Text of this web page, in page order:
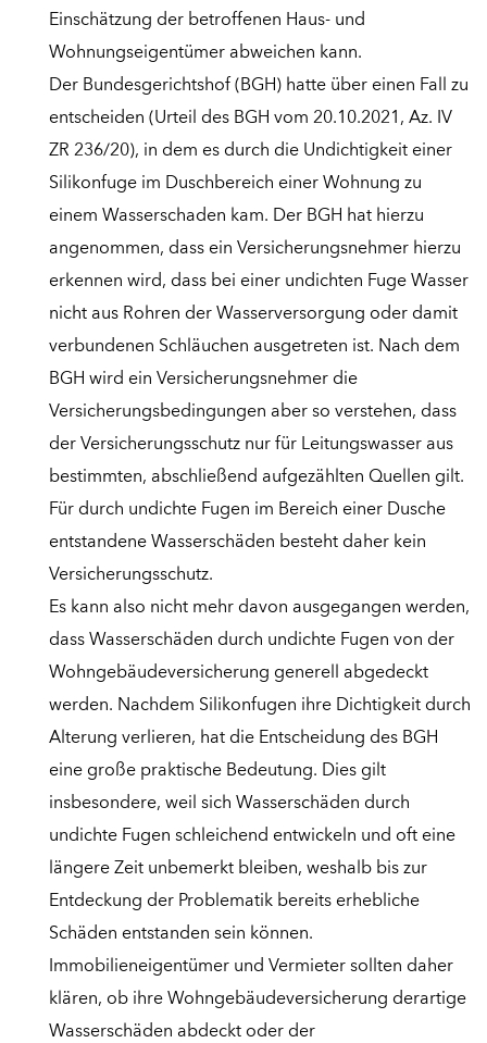
Einschätzung der betroffenen Haus- und
Wohnungseigentümer abweichen kann.
Der Bundesgerichtshof (BGH) hatte über einen Fall zu
entscheiden (Urteil des BGH vom 20.10.2021, Az. IV
ZR 236/20), in dem es durch die Undichtigkeit einer
Silikonfuge im Duschbereich einer Wohnung zu
einem Wasserschaden kam. Der BGH hat hierzu
angenommen, dass ein Versicherungsnehmer hierzu
erkennen wird, dass bei einer undichten Fuge Wasser
nicht aus Rohren der Wasserversorgung oder damit
verbundenen Schläuchen ausgetreten ist. Nach dem
BGH wird ein Versicherungsnehmer die
Versicherungsbedingungen aber so verstehen, dass
der Versicherungsschutz nur für Leitungswasser aus
bestimmten, abschließend aufgezählten Quellen gilt.
Für durch undichte Fugen im Bereich einer Dusche
entstandene Wasserschäden besteht daher kein
Versicherungsschutz.
Es kann also nicht mehr davon ausgegangen werden,
dass Wasserschäden durch undichte Fugen von der
Wohngebäudeversicherung generell abgedeckt
werden. Nachdem Silikonfugen ihre Dichtigkeit durch
Alterung verlieren, hat die Entscheidung des BGH
eine große praktische Bedeutung. Dies gilt
insbesondere, weil sich Wasserschäden durch
undichte Fugen schleichend entwickeln und oft eine
längere Zeit unbemerkt bleiben, weshalb bis zur
Entdeckung der Problematik bereits erhebliche
Schäden entstanden sein können.
Immobilieneigentümer und Vermieter sollten daher
klären, ob ihre Wohngebäudeversicherung derartige
Wasserschäden abdeckt oder der